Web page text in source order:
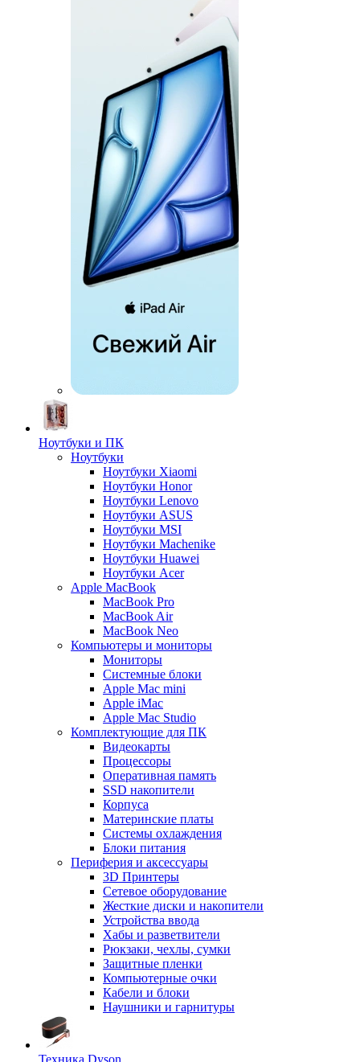
Ноутбуки и ПК
Ноутбуки
Ноутбуки Xiaomi
Ноутбуки Honor
Ноутбуки Lenovo
Ноутбуки ASUS
Ноутбуки MSI
Ноутбуки Machenike
Ноутбуки Huawei
Ноутбуки Acer
Apple MacBook
MacBook Pro
MacBook Air
MacBook Neo
Компьютеры и мониторы
Мониторы
Системные блоки
Apple Mac mini
Apple iMac
Apple Mac Studio
Комплектующие для ПК
Видеокарты
Процессоры
Оперативная память
SSD накопители
Корпуса
Материнские платы
Системы охлаждения
Блоки питания
Периферия и аксессуары
3D Принтеры
Сетевое оборудование
Жесткие диски и накопители
Устройства ввода
Хабы и разветвители
Рюкзаки, чехлы, сумки
Защитные пленки
Компьютерные очки
Кабели и блоки
Наушники и гарнитуры
Техника Dyson